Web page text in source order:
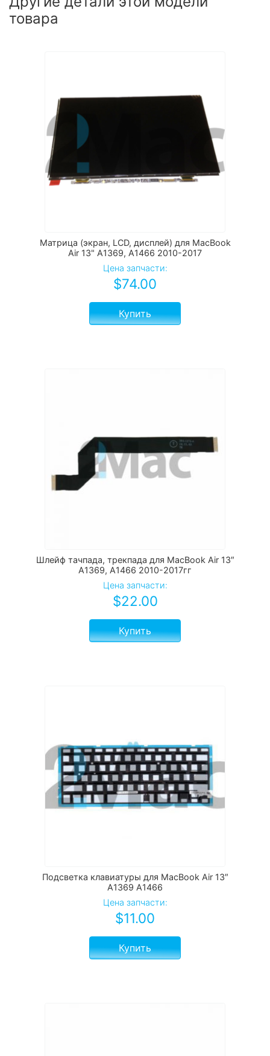
товара
Матрица (экран, LCD, дисплей) для MacBook
Air 13" A1369, А1466 2010-2017
Цена запчасти:
$74.00
Купить
Шлейф тачпада, трекпада для MacBook Air 13″
A1369, A1466 2010-2017гг
Цена запчасти:
$22.00
Купить
Подсветка клавиатуры для MacBook Air 13″
A1369 A1466
Цена запчасти:
$11.00
Купить